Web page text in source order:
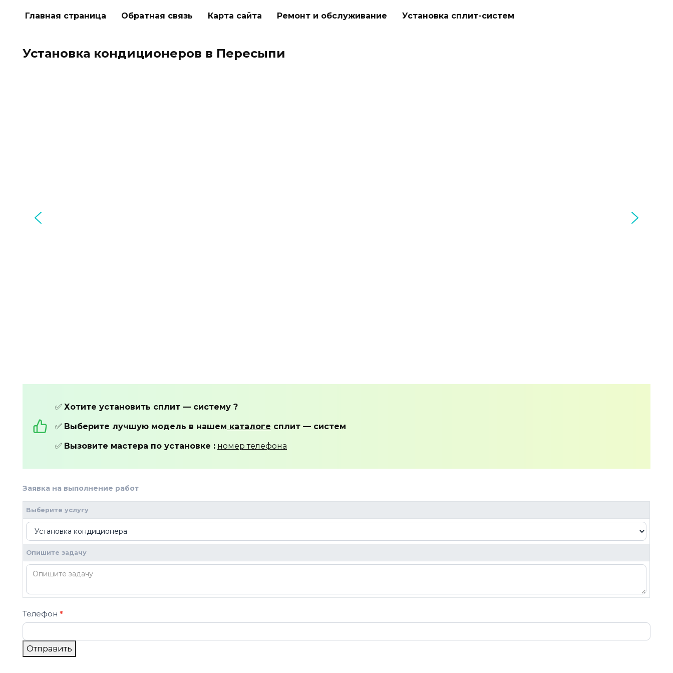
Главная страница Обратная связь Карта сайта Ремонт и обслуживание Установка сплит-систем
Установка кондиционеров в Пересыпи
✅ Хотите установить сплит — систему ?
✅ Выберите лучшую модель в нашем каталоге сплит — систем
✅ Вызовите мастера по установке : номер телефона
2
Заявка на выполнение работ
Выберите услугу
Опишите задачу
Телефон *
Отправить
Если вы
оставьте
это поле
пустым.